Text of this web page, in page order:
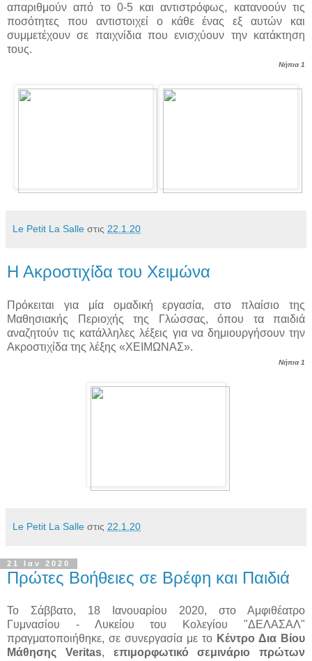
απαριθμούν από το 0-5 και αντιστρόφως, κατανοούν τις
ποσότητες που αντιστοιχεί ο κάθε ένας εξ αυτών και
συμμετέχουν σε παιχνίδια που ενισχύουν την κατάκτηση
τους.
Νήπια 1
Le Petit La Salle στις 22.1.20
Η Ακροστιχίδα του Χειμώνα
Πρόκειται για μία ομαδική εργασία, στο πλαίσιο της
Μαθησιακής Περιοχής της Γλώσσας, όπου τα παιδιά
αναζητούν τις κατάλληλες λέξεις για να δημιουργήσουν την
Ακροστιχίδα της λέξης «ΧΕΙΜΩΝΑΣ».
Νήπια 1
Le Petit La Salle στις 22.1.20
21 Ιαν 2020
Πρώτες Βοήθειες σε Βρέφη και Παιδιά
Το Σάββατο, 18 Ιανουαρίου 2020, στο Αμφιθέατρο
Γυμνασίου - Λυκείου του Κολεγίου "ΔΕΛΑΣΑΛ"
πραγματοποιήθηκε, σε συνεργασία με το Κέντρο Δια Βίου
Μάθησης Veritas, επιμορφωτικό σεμινάριο πρώτων